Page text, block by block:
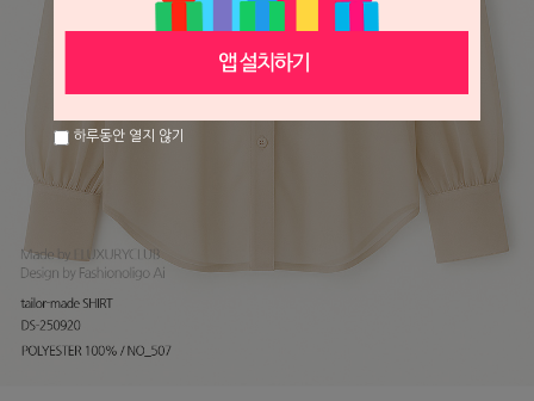
하루동안 열지 않기